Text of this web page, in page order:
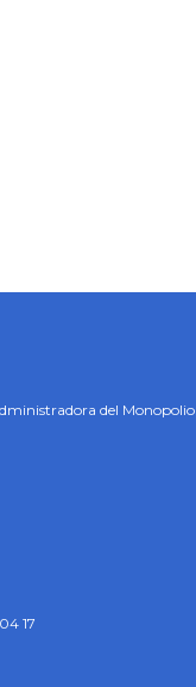
del Monopolio
17